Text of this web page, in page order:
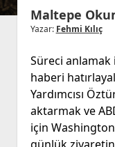
Maltepe
Yazar: Fehmi Kılıç
Süreci anlamak
haberi
Yardımcısı
aktarmak ve
için